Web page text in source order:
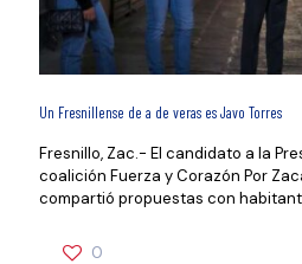
Un Fresnillense de a de veras es Javo Torres
Fresnillo, Zac.- El candidato a la
coalición Fuerza y Corazón Por
compartió propuestas con
0